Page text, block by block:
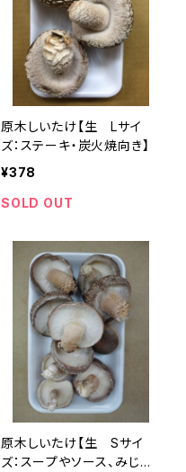
原木しいたけ【生 Lサイ
ズ：ステーキ・炭火焼向き】
¥378
SOLD OUT
原木しいたけ【生 Sサイ
ズ：スープやソース、みじん